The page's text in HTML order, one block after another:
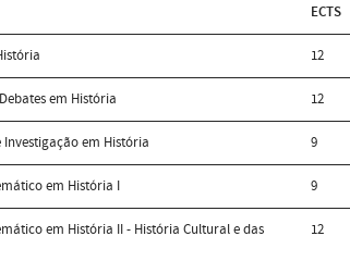
ECTS
12
em História 12
em História 9
em História I 9
em História II - História Cultural e das
12